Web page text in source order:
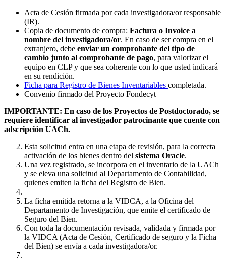
Acta de Cesión firmada por cada investigadora/or responsable
(IR).
Copia de documento de compra: Factura o Invoice a
nombre del investigadora/or. En caso de ser compra en el
extranjero, debe enviar un comprobante del tipo de
cambio junto al comprobante de pago, para valorizar el
equipo en CLP y que sea coherente con lo que usted indicará
en su rendición.
Ficha para Registro de Bienes Inventariables completada.
Convenio firmado del Proyecto Fondecyt
IMPORTANTE: En caso de los Proyectos de Postdoctorado, se
requiere identificar al investigador patrocinante que cuente con
adscripción UACh.
Esta solicitud entra en una etapa de revisión, para la correcta
activación de los bienes dentro del sistema Oracle.
Una vez registrado, se incorpora en el inventario de la UACh
y se eleva una solicitud al Departamento de Contabilidad,
quienes emiten la ficha del Registro de Bien.
La ficha emitida retorna a la VIDCA, a la Oficina del
Departamento de Investigación, que emite el certificado de
Seguro del Bien.
Con toda la documentación revisada, validada y firmada por
la VIDCA (Acta de Cesión, Certificado de seguro y la Ficha
del Bien) se envía a cada investigadora/or.